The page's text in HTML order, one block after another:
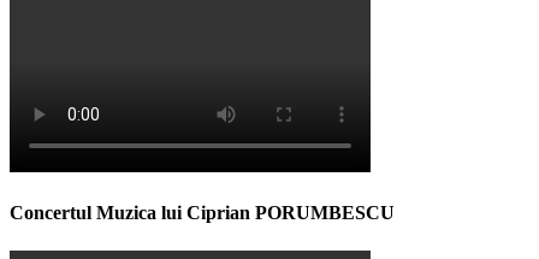
Concertul Muzica lui Ciprian PORUMBESCU